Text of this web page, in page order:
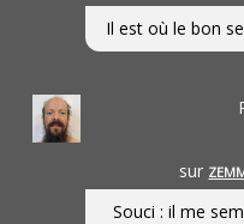
Il est où le bon
sur
Souci : il me